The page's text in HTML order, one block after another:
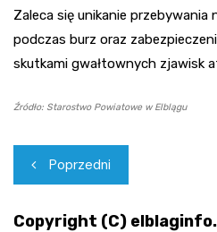
Zaleca się unikanie
podczas burz oraz
skutkami gwałtownych zjawisk
Źródło: Starostwo Powiatowe w Elblągu
Nawigacja
wpisu
Poprzedni
Copyright (C)